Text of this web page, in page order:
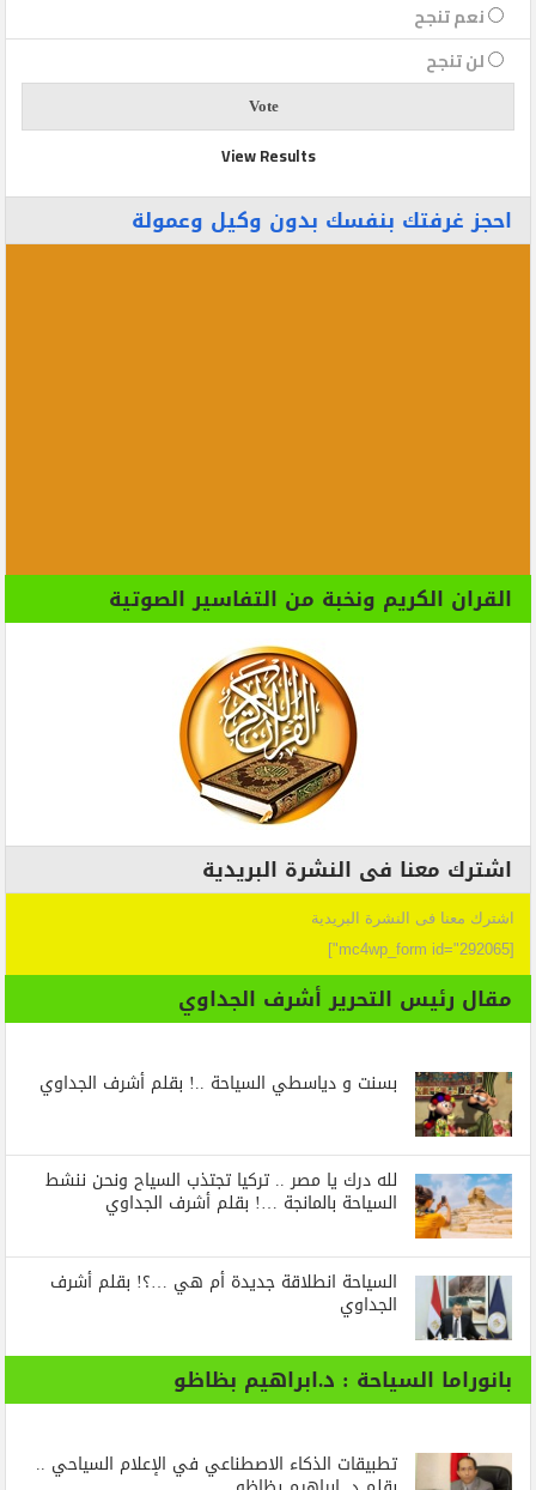
نعم تنجح
لن تنجح
View Results
احجز غرفتك بنفسك بدون وكيل وعمولة
القران الكريم ونخبة من التفاسير الصوتية
اشترك معنا فى النشرة البريدية
اشترك معنا فى النشرة البريدية
[mc4wp_form id="292065"]
مقال رئيس التحرير أشرف الجداوي
بسنت و دياسطي السياحة ..! بقلم أشرف الجداوي
لله درك يا مصر .. تركيا تجتذب السياح ونحن ننشط
السياحة بالمانجة …! بقلم أشرف الجداوي
السياحة انطلاقة جديدة أم هي …؟! بقلم أشرف
الجداوي
بانوراما السياحة : د.ابراهيم بظاظو
تطبيقات الذكاء الاصطناعي في الإعلام السياحي ..